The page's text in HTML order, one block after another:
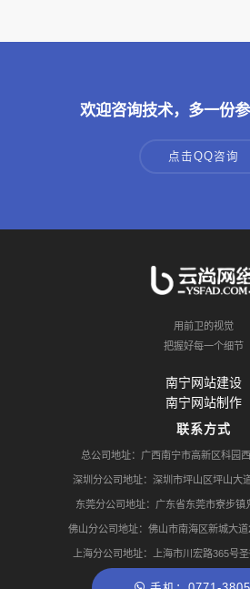
欢迎咨询技术，多一份
点击QQ咨询
用前卫的视觉
把握好每一个细节
南宁网站建设
南宁网站制作
联系方式
总公司地址：广西南宁市高新区科园
深圳分公司地址：深圳市坪山区坪山大
东莞分公司地址：广东省东莞市寮步镇
佛山分公司地址：佛山市南海区新城大
上海分公司地址：上海市川宏路365号